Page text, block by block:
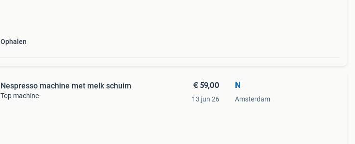
Ophalen
Nespresso machine met melk schuim
Top machine
€ 59,00
13 jun 26
N
Amsterdam